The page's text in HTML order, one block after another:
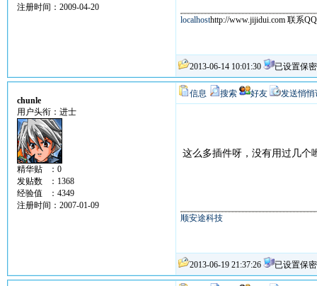
注册时间：2009-04-20
localhosthttp://www.jijidui.com 联系
2013-06-14 10:01:30 已设置保密
chunle
用户头衔：进士
精华贴 ：0
发贴数 ：1368
经验值 ：4349
注册时间：2007-01-09
信息 搜索 好友 发送悄悄
这么多插件呀，没有用过几个
顺安途科技
2013-06-19 21:37:26 已设置保密